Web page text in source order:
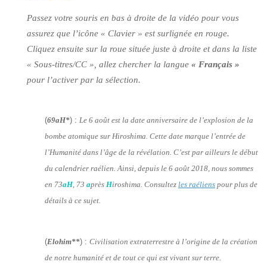
Passez votre souris en bas à droite de la vidéo pour vous
assurez que l’icône « Clavier » est surlignée en rouge.
Cliquez ensuite sur la roue située juste à droite et dans la liste
« Sous-titres/CC », allez chercher la langue « Français »
pour l’activer par la sélection.
(69aH*) : Le 6 août est la date anniversaire de l’explosion de la
bombe atomique sur Hiroshima. Cette date marque l’entrée de
l’Humanité dans l’âge de la révélation. C’est par ailleurs le début
du calendrier raélien. Ainsi, depuis le 6 août 2018, nous sommes
en 73aH, 73 après Hiroshima. Consultez les raéliens pour plus de
détails à ce sujet.
(Elohim**) : Civilisation extraterrestre à l’origine de la création
de notre humanité et de tout ce qui est vivant sur terre.